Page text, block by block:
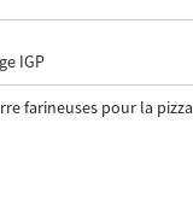
IGP
farineuses pour la pizza